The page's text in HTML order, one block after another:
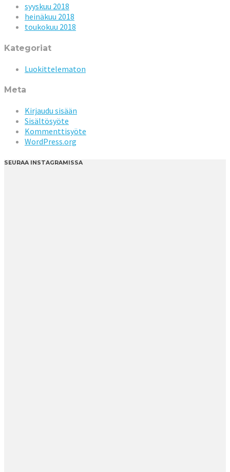
syyskuu 2018
heinäkuu 2018
toukokuu 2018
Kategoriat
Luokittelematon
Meta
Kirjaudu sisään
Sisältösyöte
Kommenttisyöte
WordPress.org
SEURAA INSTAGRAMISSA